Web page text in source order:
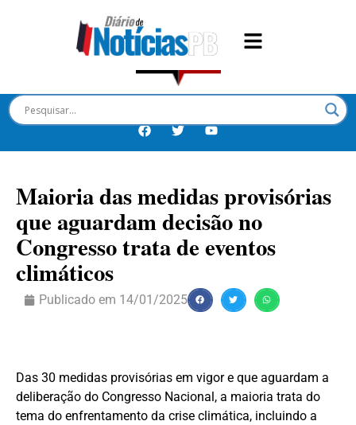
Maioria das medidas provisórias
que aguardam decisão no
Congresso trata de eventos
climáticos
Publicado em 14/01/2025
Das 30 medidas provisórias em vigor e que aguardam a
deliberação do Congresso Nacional, a maioria trata do
tema do enfrentamento da crise climática, incluindo a